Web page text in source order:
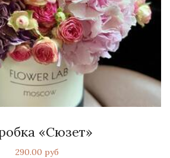
«Сюзет»
290.00 руб